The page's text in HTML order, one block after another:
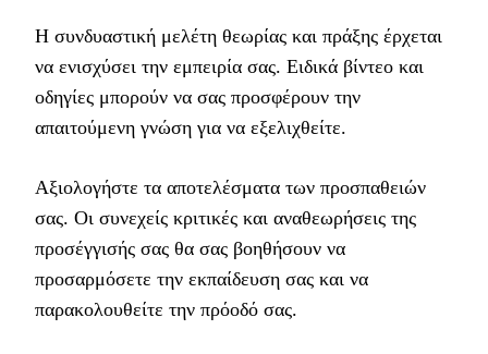
Η συνδυαστική μελέτη θεωρίας και πράξης έρχεται
να ενισχύσει την εμπειρία σας. Ειδικά βίντεο και
οδηγίες μπορούν να σας προσφέρουν την
απαιτούμενη γνώση για να εξελιχθείτε.
Αξιολογήστε τα αποτελέσματα των προσπαθειών
σας. Οι συνεχείς κριτικές και αναθεωρήσεις της
προσέγγισής σας θα σας βοηθήσουν να
προσαρμόσετε την εκπαίδευση σας και να
παρακολουθείτε την πρόοδό σας.